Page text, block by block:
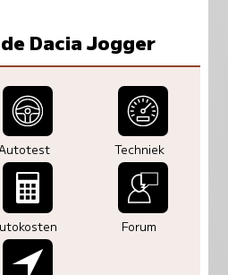
Dacia Jogger
Techniek
Forum